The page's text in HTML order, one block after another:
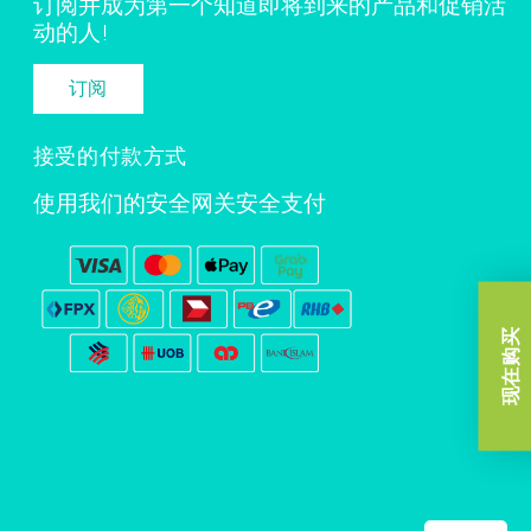
订阅并成为第一个知道即将到来的产品和促销活
动的人!
订阅
接受的付款方式
使用我们的安全网关安全支付
现在购买